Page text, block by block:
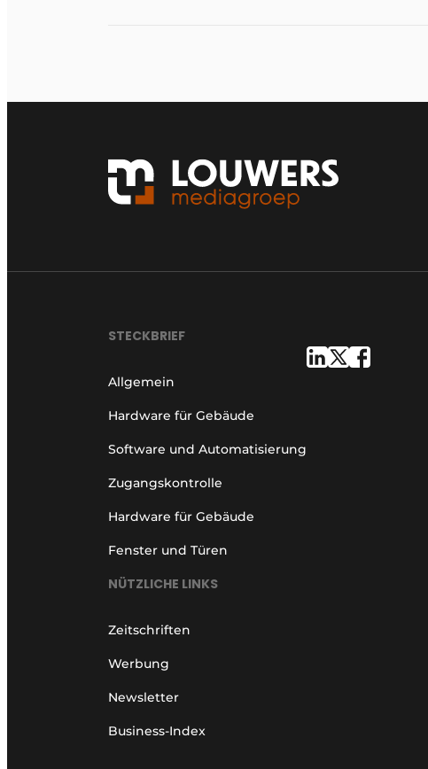
STECKBRIEF
Allgemein
Hardware für Gebäude
Software und Automatisierung
Zugangskontrolle
Hardware für Gebäude
Fenster und Türen
NÜTZLICHE LINKS
Zeitschriften
Werbung
Newsletter
Business-Index